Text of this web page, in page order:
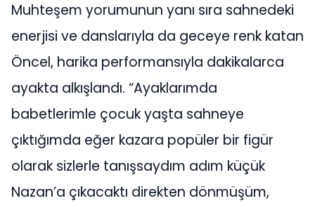
Muhteşem yorumunun yanı sıra sahnedeki
enerjisi ve danslarıyla da geceye renk katan
Öncel, harika performansıyla dakikalarca
ayakta alkışlandı. “Ayaklarımda
babetlerimle çocuk yaşta sahneye
çıktığımda eğer kazara popüler bir figür
olarak sizlerle tanışsaydım adım küçük
Nazan’a çıkacaktı direkten dönmüşüm,